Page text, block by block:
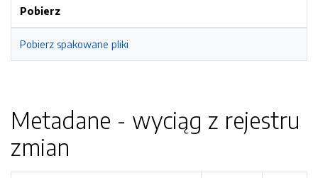
Pobierz
Pobierz spakowane pliki
Metadane - wyciąg z rejestru
zmian